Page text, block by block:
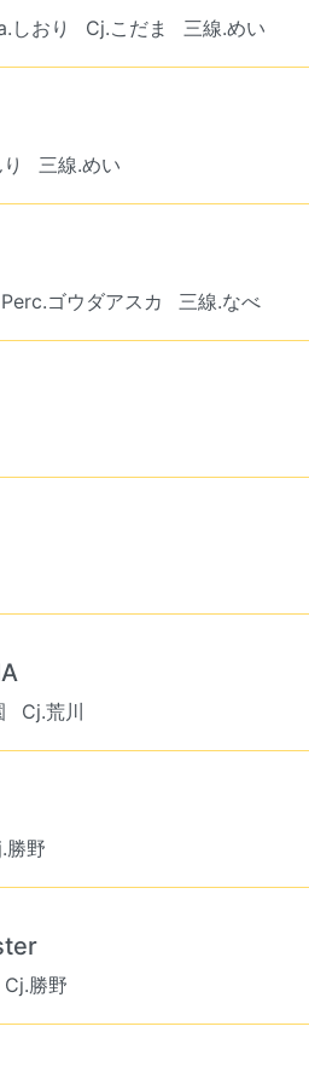
しおり Cj.こだま 三線.めい
三線.めい
Perc.ゴウダアスカ 三線.なべ
Cj.荒川
勝野
Cj.勝野